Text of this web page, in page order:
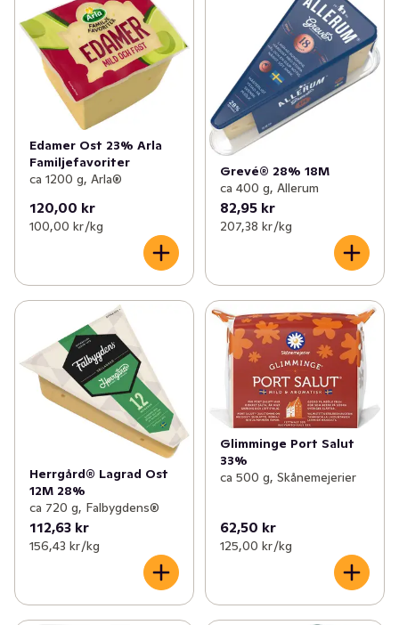
Edamer Ost 23% Arla
Familjefavoriter
ca 1200 g, Arla®
120,00 kr
100,00 kr /kg
Grevé® 28% 18M
ca 400 g, Allerum
82,95 kr
207,38 kr /kg
Herrgård® Lagrad Ost
12M 28%
ca 720 g, Falbygdens®
112,63 kr
156,43 kr /kg
Glimminge Port Salut
33%
ca 500 g, Skånemejerier
62,50 kr
125,00 kr /kg